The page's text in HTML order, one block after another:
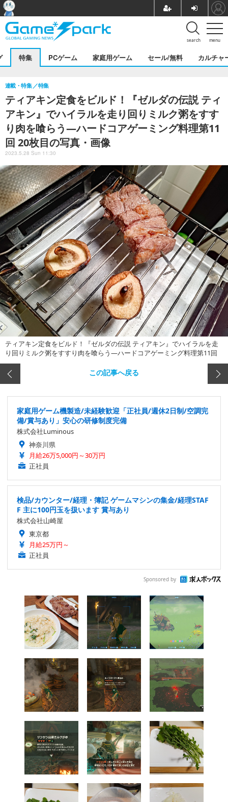
menu
search
特集 PCゲーム 家庭用ゲーム セール/無料 カルチャ
ティアキン定食をビルド！『ゼルダの伝説 ティ
アキン』でハイラルを走り回りミルク粥をすす
り肉を喰らう―ハードコアゲーミング料理第11
回 20枚目の写真・画像
連載・特集 特集
2023.5.28 Sun 11:30
ティアキン定食をビルド！『ゼルダの伝説 ティアキン』でハイラルを走
り回りミルク粥をすすり肉を喰らう―ハードコアゲーミング料理第11回
この記事へ戻る
家庭用ゲーム機製造/未経験歓迎「正社員/週休2日制/空調完
備/賞与あり」安心の研修制度完備
株式会社Luminous
神奈川県
月給26万5,000円～30万円
正社員
検品/カウンター/経理・簿記 ゲームマシンの集金/経理STAF
F 主に100円玉を扱います 賞与あり
株式会社山崎屋
東京都
月給25万円～
正社員
Sponsored by